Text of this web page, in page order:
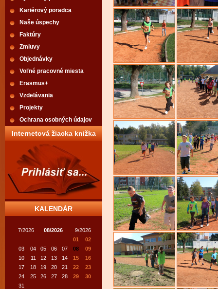
Kariérový poradca
Naše úspechy
Faktúry
Zmluvy
Objednávky
Voľné pracovné miesta
Erasmus+
Vzdelávania
Projekty
Ochrana osobných údajov
Internetová žiacka knižka
KALENDÁR
7/2026 08/2026
9/2026
01
02
03
04 05 06 07 08
09
10
11 12 13 14 15
16
17
18 19 20 21 22
23
24
25 26 27 28 29
30
31